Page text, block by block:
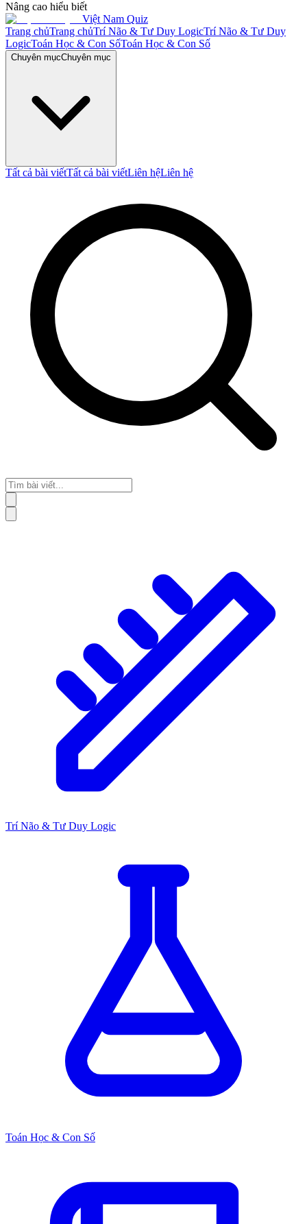
Nâng cao hiểu biết
Việt Nam Quiz
Trang chủTrang chủTrí Não & Tư Duy LogicTrí Não & Tư Duy
LogicToán Học & Con SốToán Học & Con Số
Chuyên mụcChuyên mục
Tất cả bài viếtTất cả bài viếtLiên hệLiên hệ
Trí Não & Tư Duy Logic
Toán Học & Con Số